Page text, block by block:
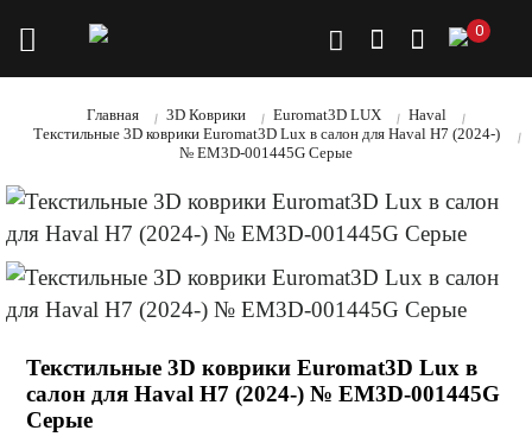
0
Главная 3D Коврики Euromat3D LUX
Haval
Текстильные 3D коврики Euromat3D Lux в салон для Haval H7 (2024-)
№ EM3D-001445G Серые
Текстильные 3D коврики Euromat3D Lux в
салон для Haval H7 (2024-) № EM3D-001445G
Серые